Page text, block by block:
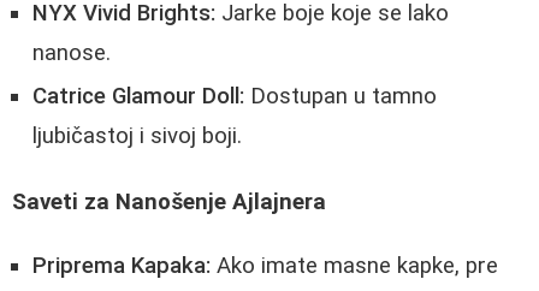
NYX Vivid Brights: Jarke boje koje se lako
nanose.
Catrice Glamour Doll: Dostupan u tamno
ljubičastoj i sivoj boji.
Saveti za Nanošenje Ajlajnera
Priprema Kapaka: Ako imate masne kapke, pre